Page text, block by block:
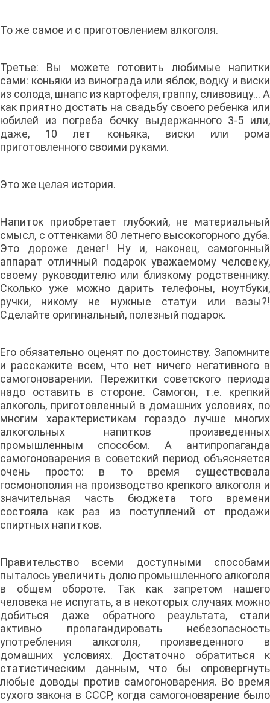
То же самое и с приготовлением алкоголя.
Третье: Вы можете готовить любимые напитки
сами: коньяки из винограда или яблок, водку и виски
из солода, шнапс из картофеля, граппу, сливовицу… А
как приятно достать на свадьбу своего ребенка или
юбилей из погреба бочку выдержанного 3-5 или,
даже, 10 лет коньяка, виски или рома
приготовленного своими руками.
Это же целая история.
Напиток приобретает глубокий, не материальный
смысл, с оттенками 80 летнего высокогорного дуба.
Это дороже денег! Ну и, наконец, самогонный
аппарат отличный подарок уважаемому человеку,
своему руководителю или близкому родственнику.
Сколько уже можно дарить телефоны, ноутбуки,
ручки, никому не нужные статуи или вазы?!
Сделайте оригинальный, полезный подарок.
Его обязательно оценят по достоинству. Запомните
и расскажите всем, что нет ничего негативного в
самогоноварении. Пережитки советского периода
надо оставить в стороне. Самогон, т.е. крепкий
алкоголь, приготовленный в домашних условиях, по
многим характеристикам гораздо лучше многих
алкогольных напитков произведенных
промышленным способом. А антипропаганда
самогоноварения в советский период объясняется
очень просто: в то время существовала
госмонополия на производство крепкого алкоголя и
значительная часть бюджета того времени
состояла как раз из поступлений от продажи
спиртных напитков.
Правительство всеми доступными способами
пыталось увеличить долю промышленного алкоголя
в общем обороте. Так как запретом нашего
человека не испугать, а в некоторых случаях можно
добиться даже обратного результата, стали
активно пропагандировать небезопасность
употребления алкоголя, произведенного в
домашних условиях. Достаточно обратиться к
статистическим данным, что бы опровергнуть
любые доводы против самогоноварения. Во время
сухого закона в СССР, когда самогоноварение было